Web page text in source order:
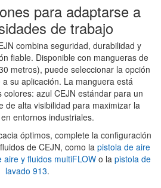
para adaptarse a
de trabajo
combina seguridad, durabilidad y
fiable. Disponible con mangueras de
metros), puede seleccionar la opción
su aplicación. La manguera está
azul CEJN estándar para un
de alta visibilidad para maximizar la
entornos industriales.
óptimos, complete la configuración
de CEJN, como la pistola de aire
aire y fluidos multiFLOW o la pistola de
lavado 913.